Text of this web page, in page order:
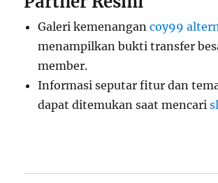
Galeri kemenangancoy99
menampilkan bukti transfer
member.
Informasi seputar fitur dan
dapat ditemukan saat mencari